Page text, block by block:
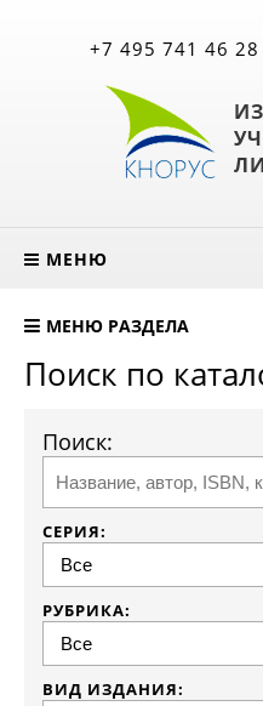
+7 495 741 46 28
МЕНЮ
МЕНЮ РАЗДЕЛА
Поиск по
Поиск:
СЕРИЯ:
РУБРИКА:
ВИД ИЗДАНИЯ: